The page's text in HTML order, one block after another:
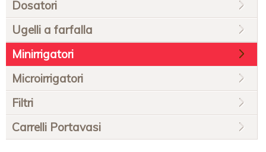
Dosatori
Ugelli a farfalla
Minirrigatori
Microirrigatori
Filtri
Carrelli Portavasi